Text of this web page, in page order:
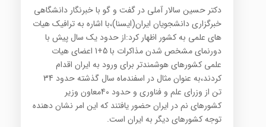
دکتر حسین سالار آملی در گفت و گو با خبرنگار دانشگاهی
خبرگزاری دانشجویان ایران(ایسنا)،با اشاره به ترافیک هیات
های علمی به کشور اظهار کرد:از حدود یک سال پیش با
دورنمای مشخص شدن مذاکرات با 5+1 اعضای هیات
علمی کشورهای هوشمندتر برای ورود به ایران اقدام
کردند،به عنوان مثال در اسفندماه سال گذشته حدود 34
تن از وزرای علم و فناوری و حدود 40معاون وزیر
کشورهای نم در ایران حضور یافتند که این امر نشان دهنده
توجه کشورهای دیگر به ایران است.